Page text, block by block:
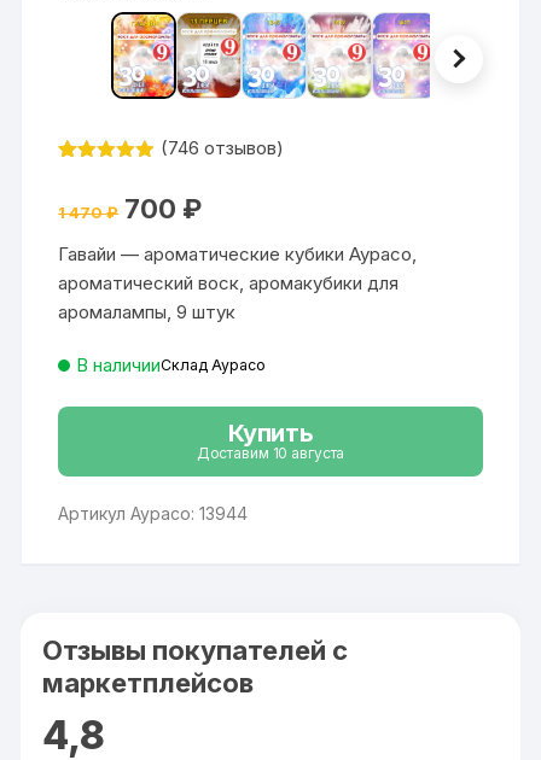
на основе
пользовате
лей
(746 отзывов)
1 470₽ Первоначальная
цена
1
470 ₽.
700 ₽Текущая
Гавайи — ароматические кубики Аурасо,
ароматический воск, аромакубики для
аромалампы, 9 штук
В наличииСклад Аурасо
Купить
Доставим 10 августа
Артикул Аурасо: 13944
Отзывы покупателей с
маркетплейсов
4,8